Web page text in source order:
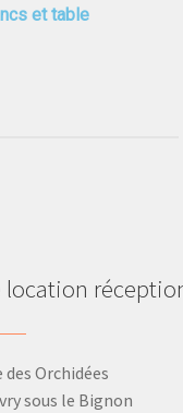
et table
location
des Orchidées
sous le Bignon